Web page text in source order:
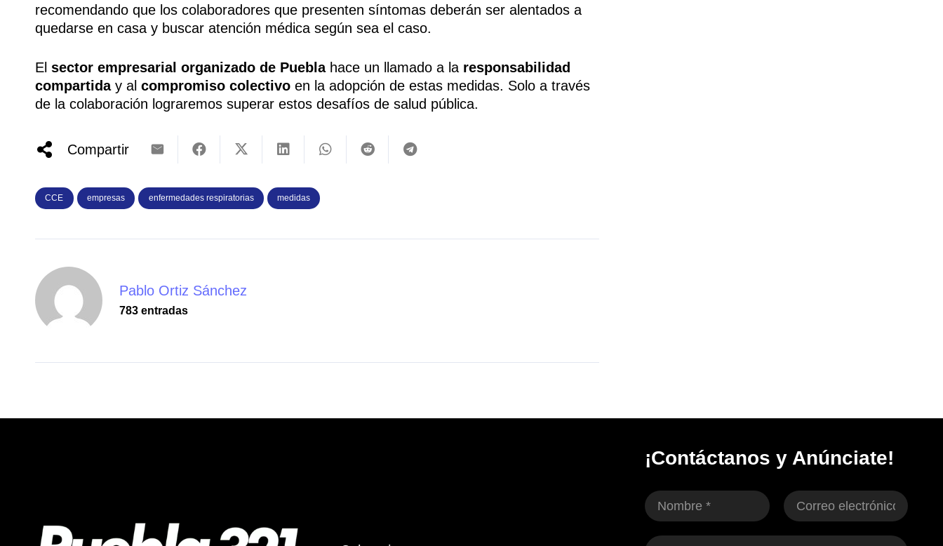
recomendando que los colaboradores que presenten síntomas deberán ser alentados a
quedarse en casa y buscar atención médica según sea el caso.
El sector empresarial organizado de Pueblahace un llamado a la responsabilidad
compartiday al compromiso colectivo en la adopción de estas medidas. Solo a través
de la colaboración lograremos superar estos desafíos de salud pública.
Compartir
CCE empresas enfermedades respiratorias medidas
Pablo Ortiz Sánchez
783 entradas
¡Contáctanos y Anúnciate!